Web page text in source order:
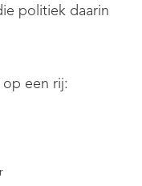
politiek daarin
een rij: